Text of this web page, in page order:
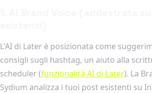
L'AI di Later è posizionata come
consigli sugli hashtag, un aiuto alla
scheduler (funzionalità AI di Later). La
Sydium analizza i tuoi post esistenti su